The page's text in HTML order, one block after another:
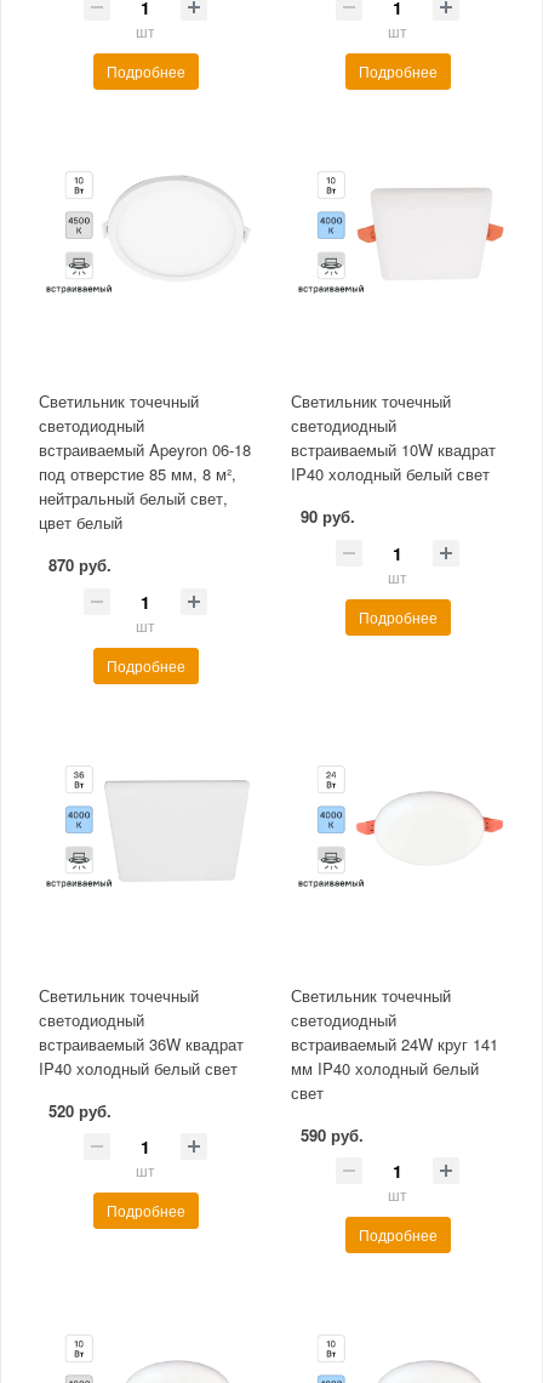
шт
Подробнее
шт
Подробнее
Светильник точечный
светодиодный
встраиваемый Apeyron 06-18
под отверстие 85 мм, 8 м²,
нейтральный белый свет,
цвет белый
870 руб.
шт
Подробнее
Светильник точечный
светодиодный
встраиваемый 10W квадрат
IP40 холодный белый свет
90 руб.
шт
Подробнее
Светильник точечный
светодиодный
встраиваемый 36W квадрат
IP40 холодный белый свет
520 руб.
шт
Подробнее
Светильник точечный
светодиодный
встраиваемый 24W круг 141
мм IP40 холодный белый
свет
590 руб.
шт
Подробнее